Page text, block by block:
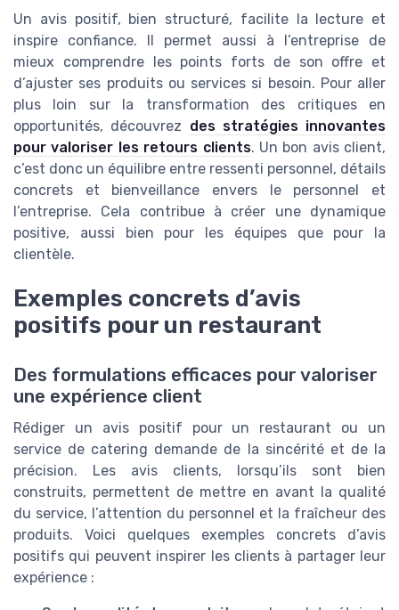
Un avis positif, bien structuré, facilite la lecture et
inspire confiance. Il permet aussi à l’entreprise de
mieux comprendre les points forts de son offre et
d’ajuster ses produits ou services si besoin. Pour aller
plus loin sur la transformation des critiques en
opportunités, découvrez des stratégies innovantes
pour valoriser les retours clients. Un bon avis client,
c’est donc un équilibre entre ressenti personnel, détails
concrets et bienveillance envers le personnel et
l’entreprise. Cela contribue à créer une dynamique
positive, aussi bien pour les équipes que pour la
clientèle.
Exemples concrets d’avis
positifs pour un restaurant
Des formulations efficaces pour valoriser
une expérience client
Rédiger un avis positif pour un restaurant ou un
service de catering demande de la sincérité et de la
précision. Les avis clients, lorsqu’ils sont bien
construits, permettent de mettre en avant la qualité
du service, l’attention du personnel et la fraîcheur des
produits. Voici quelques exemples concrets d’avis
positifs qui peuvent inspirer les clients à partager leur
expérience :